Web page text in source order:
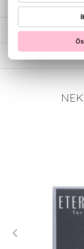
ÉRTÉKELÉSEK (0)
SZÁLLÍTÁS